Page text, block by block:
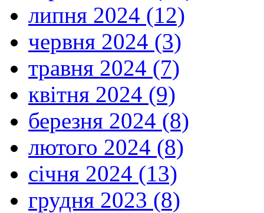
липня 2024 (12)
червня 2024 (3)
травня 2024 (7)
квітня 2024 (9)
березня 2024 (8)
лютого 2024 (8)
січня 2024 (13)
грудня 2023 (8)